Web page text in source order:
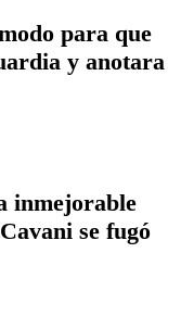
para que
y anotara
inmejorable
se fugó